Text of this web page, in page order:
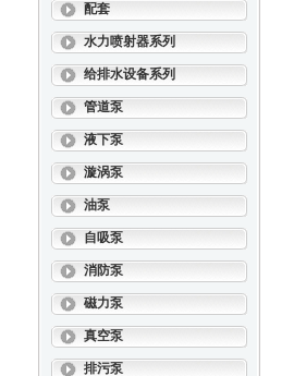
配套
水力喷射器系列
给排水设备系列
管道泵
液下泵
漩涡泵
油泵
自吸泵
消防泵
磁力泵
真空泵
排污泵